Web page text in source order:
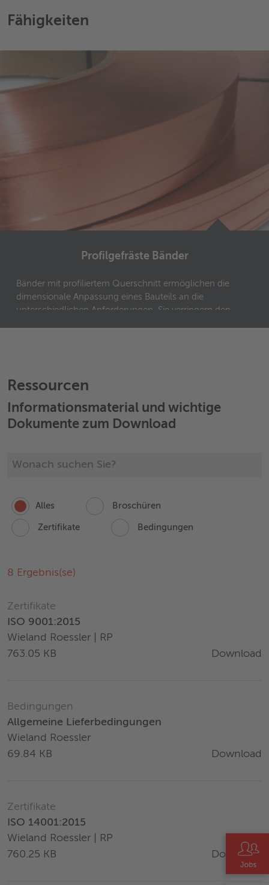
Fähigkeiten
Profilgefräste Bänder
Bänder mit profiliertem Querschnitt ermöglichen die
dimensionale Anpassung eines Bauteils an die
unterschiedlichen Anforderungen. Sie verringern den
Ressourcen
Informationsmaterial und wichtige
Dokumente zum Download
Alles Broschüren
Zertifikate Bedingungen
8 Ergebnis(se)
Zertifikate
ISO 9001:2015
Wieland Roessler | RP
763.05 KB
Download
Bedingungen
Allgemeine Lieferbedingungen
Wieland Roessler
69.84 KB
Download
Zertifikate
ISO 14001:2015
Wieland Roessler | RP
760.25 KB
Download